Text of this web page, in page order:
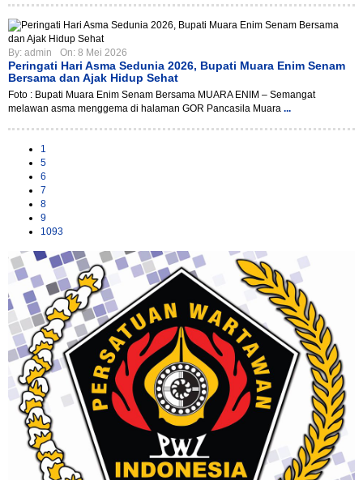
By: admin On: 8 Mei 2026
Peringati Hari Asma Sedunia 2026, Bupati Muara Enim Senam
Bersama dan Ajak Hidup Sehat
Foto : Bupati Muara Enim Senam Bersama MUARA ENIM – Semangat
melawan asma menggema di halaman GOR Pancasila Muara ...
1
5
6
7
8
9
1093